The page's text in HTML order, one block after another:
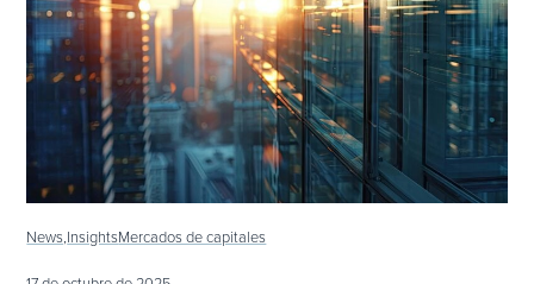
News,InsightsMercados de capitales